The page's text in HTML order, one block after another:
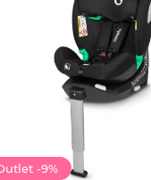
-9%